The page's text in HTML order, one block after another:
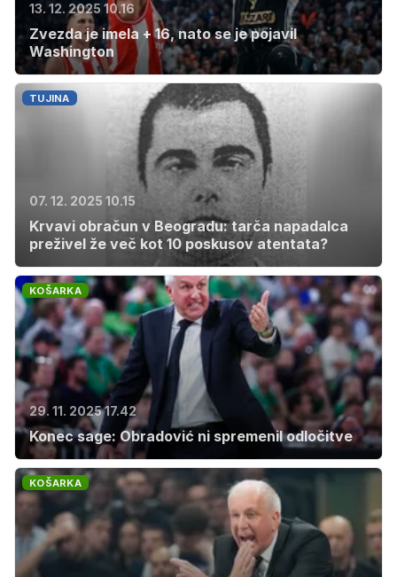
13. 12. 2025 10.16
Zvezda je imela + 16, nato se je pojavil
Washington
TUJINA
07. 12. 2025 10.15
Krvavi obračun v Beogradu: tarča napadalca
preživel že več kot 10 poskusov atentata?
KOŠARKA
29. 11. 2025 17.42
Konec sage: Obradović ni spremenil odločitve
KOŠARKA